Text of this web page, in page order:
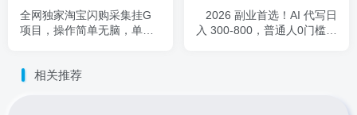
全网独家淘宝闪购采集挂G
项目，操作简单无脑，单窗
2026 副业首选！AI 代写日
入 300-800，普通人0门槛，
相关推荐